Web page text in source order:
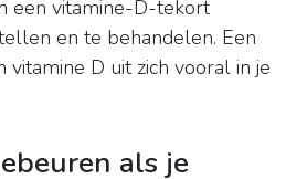
een vitamine-D-tekort
en te behandelen. Een
vitamine D uit zich vooral in je
als je